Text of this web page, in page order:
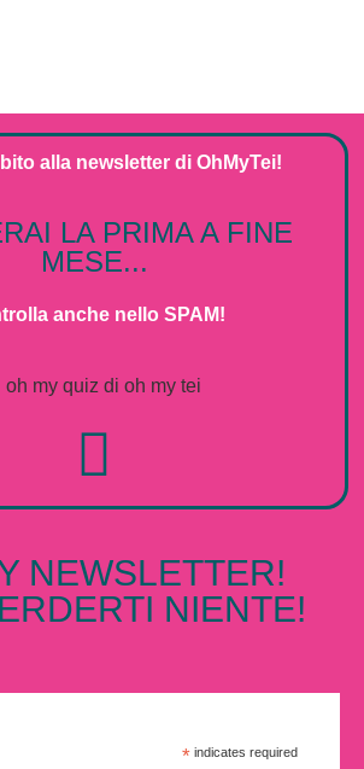
alla newsletterdi OhMyTei!
LA PRIMA A FINE
MESE...
anche nello SPAM!
NEWSLETTER!
NIENTE!
* indicates required